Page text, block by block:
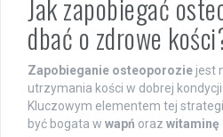
Jak zapobiegać
dbać o zdrowe
Zapobieganie osteoporozie jest
utrzymania kości w dobrej kondycji
Kluczowym elementem tej
być bogata w wapń oraz witaminę